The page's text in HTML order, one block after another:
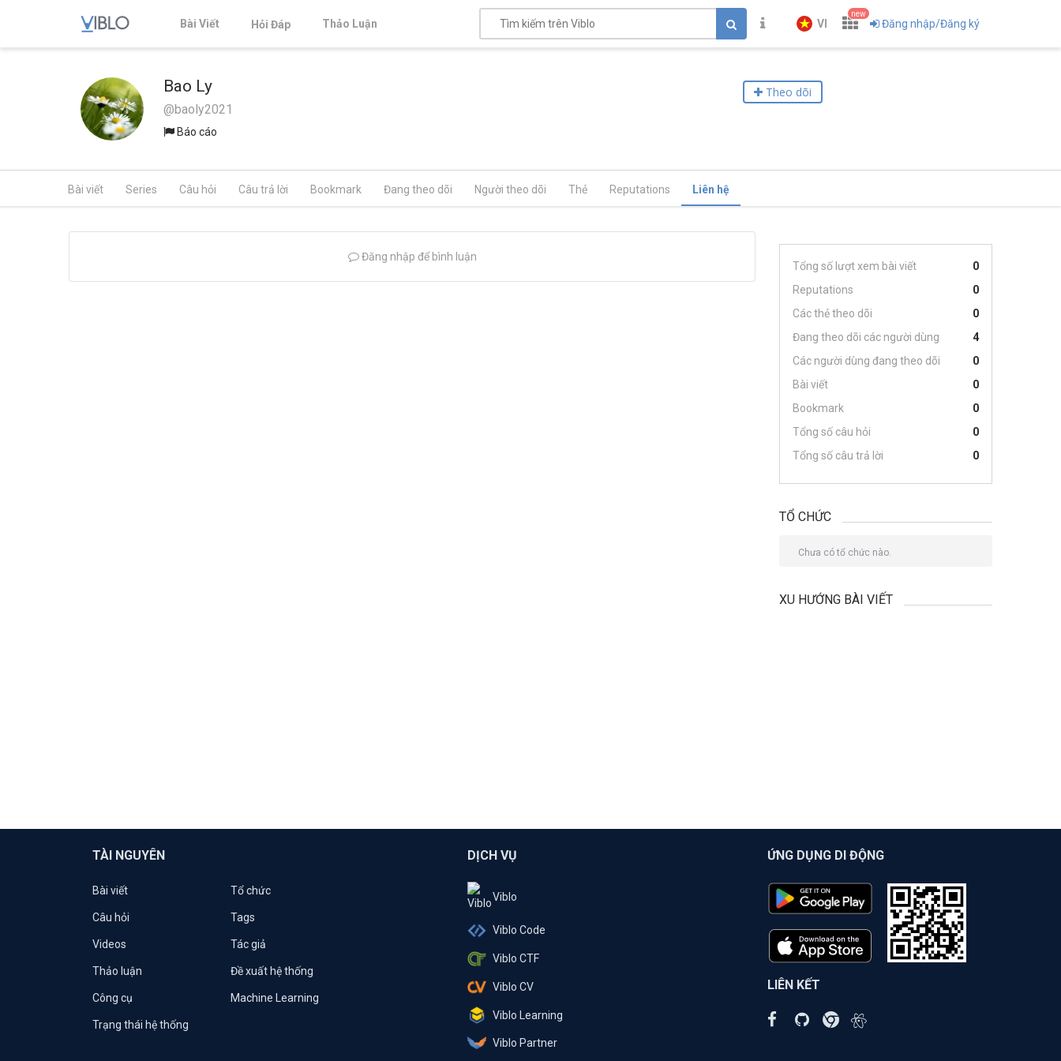
Bài Viết Hỏi Đáp Thảo Luận VI
new
Đăng nhập/Đăng ký
Bao Ly
@baoly2021
Báo cáo
Theo dõi
Bài viết Series Câu hỏi Câu trả lời Bookmark Đang theo dõi Người theo dõi Thẻ Reputations Liên hệ
Đăng nhập để bình luận
Tổng số lượt xem bài viết
0
Reputations
0
Các thẻ theo dõi
0
Đang theo dõi các người dùng
4
Các người dùng đang theo dõi
0
Bài viết
0
Bookmark
0
Tổng số câu hỏi
0
Tổng số câu trả lời
0
TỔ CHỨC
Chưa có tổ chức nào.
XU HƯỚNG BÀI VIẾT
TÀI NGUYÊN
Bài viết Tổ chức
Câu hỏi Tags
Videos Tác giả
Thảo luận Đề xuất hệ thống
Công cụ Machine Learning
Trạng thái hệ thống
DỊCH VỤ
Viblo
Viblo Code
Viblo CTF
Viblo CV
Viblo Learning
Viblo Partner
ỨNG DỤNG DI ĐỘNG
LIÊN KẾT